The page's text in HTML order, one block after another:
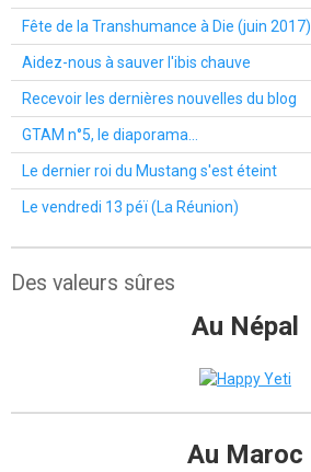
Fête de la Transhumance à Die (juin 2017)
Aidez-nous à sauver l'ibis chauve
Recevoir les dernières nouvelles du blog
GTAM n°5, le diaporama...
Le dernier roi du Mustang s'est éteint
Le vendredi 13 péï (La Réunion)
Des valeurs sûres
Au Népal
Au Maroc